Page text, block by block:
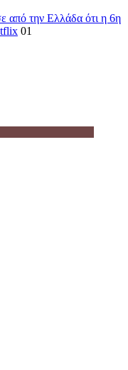
την Ελλάδα ότι η 6η
01